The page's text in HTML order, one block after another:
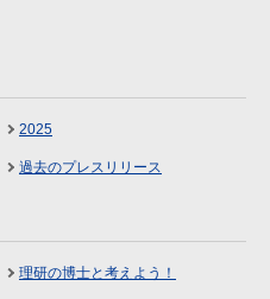
2025
過去のプレスリリース
理研の博士と考えよう！